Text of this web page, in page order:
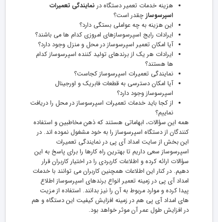
هزینه خدمات تعمیر دستگاه در نمایندگی تعمیرات
اسپرسوساز چقدر است؟
این هزینه به چه عواملی بستگی دارد؟
ایرادات رایج اسپرسوسازهای امروزی کدام ها می باشند؟
آیا امکان تعمیر اسپرسوساز در محل و منزل وجود دارد؟
ایرادات هر یک از برندهای تولید کننده اسپرسوساز کدام
ها هستند؟
نمایندگی تعمیرات اسپرسوساز کجاست؟
آیا امکان دسترسی به قطعات فابریک و اورجینال
اسپرسوساز وجود دارد؟
از کجا باید خدمات تعمیرات اسپرسوساز در محل را دریافت
نماییم؟
همه این سؤالات، ابهاماتی هستند که ذهن مخاطبین و استفاده
کنندگان از دستگاه اسپرسوساز را به خود مشغول نموده اند. در
این بخش از سایت امداد آی پی در نمایندگی تعمیرات
اسپرسوساز سعی داریم تا بهترین راه کارها را برای پاسخ به این
سؤالات ارائه کرده و اطلاعات کاربردی را در اختیار کاربران قرار
دهیم. در کنار این اطلاعات همچنین کاربران می توانند با خدمات
امداد آی پی در زمینه تعمیر انواع برندهای اسپرسوساز اطلاع
پیدا کرده و موارد مربوط به آن را نیز بدانند. استفاده از مزیت
های امداد آی پی هم در زمینه افزایش کیفیت این دستگاه و هم
در افزایش طول عمر آن موثر خواهد بود.